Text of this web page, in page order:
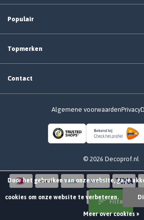
Filter
Populair
Topmerken
Contact
Algemene voorwaardenPrivacy
© 2026 Decoprof.nl
Door het gebruiken van onze website, ga je
cookies om onze website te verbeteren.
Meer over cookies »